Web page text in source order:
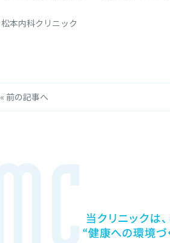
松本内科クリニック
« 前の記事へ